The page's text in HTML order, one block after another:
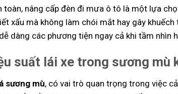
nâng cấp đèn đi mưa ô tô là một lựa
xấu mà không làm chói mắt hay gây
dàng các phương tiện ngay cả khi tầm nhìn
suất lái xe trong sương mù
sương mù, có vai trò quan trọng trong việc